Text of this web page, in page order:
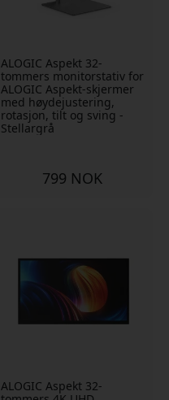
ALOGIC Aspekt 32-
tommers monitorstativ for
ALOGIC Aspekt-skjermer
med høydejustering,
rotasjon, tilt og sving -
Stellargrå
799 NOK
ALOGIC Aspekt 32-